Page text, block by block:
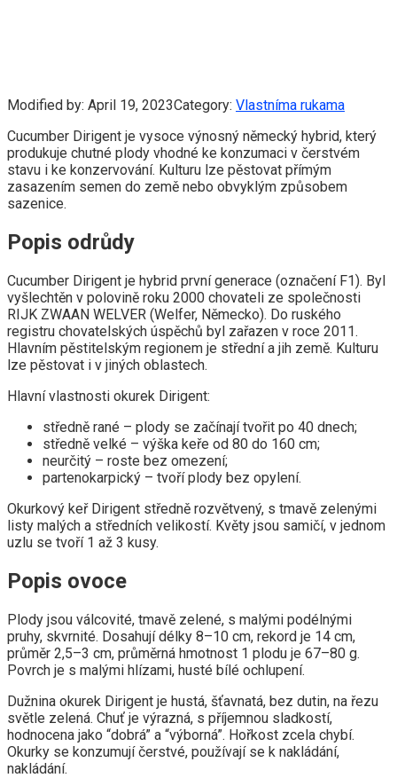
Modified by: April 19, 2023Category: Vlastníma rukama
Cucumber Dirigent je vysoce výnosný německý hybrid, který
produkuje chutné plody vhodné ke konzumaci v čerstvém
stavu i ke konzervování. Kulturu lze pěstovat přímým
zasazením semen do země nebo obvyklým způsobem
sazenice.
Popis odrůdy
Cucumber Dirigent je hybrid první generace (označení F1). Byl
vyšlechtěn v polovině roku 2000 chovateli ze společnosti
RIJK ZWAAN WELVER (Welfer, Německo). Do ruského
registru chovatelských úspěchů byl zařazen v roce 2011.
Hlavním pěstitelským regionem je střední a jih země. Kulturu
lze pěstovat i v jiných oblastech.
Hlavní vlastnosti okurek Dirigent:
středně rané – plody se začínají tvořit po 40 dnech;
středně velké – výška keře od 80 do 160 cm;
neurčitý – roste bez omezení;
partenokarpický – tvoří plody bez opylení.
Okurkový keř Dirigent středně rozvětvený, s tmavě zelenými
listy malých a středních velikostí. Květy jsou samičí, v jednom
uzlu se tvoří 1 až 3 kusy.
Popis ovoce
Plody jsou válcovité, tmavě zelené, s malými podélnými
pruhy, skvrnité. Dosahují délky 8–10 cm, rekord je 14 cm,
průměr 2,5–3 cm, průměrná hmotnost 1 plodu je 67–80 g.
Povrch je s malými hlízami, husté bílé ochlupení.
Dužnina okurek Dirigent je hustá, šťavnatá, bez dutin, na řezu
světle zelená. Chuť je výrazná, s příjemnou sladkostí,
hodnocena jako “dobrá” a “výborná”. Hořkost zcela chybí.
Okurky se konzumují čerstvé, používají se k nakládání,
nakládání.